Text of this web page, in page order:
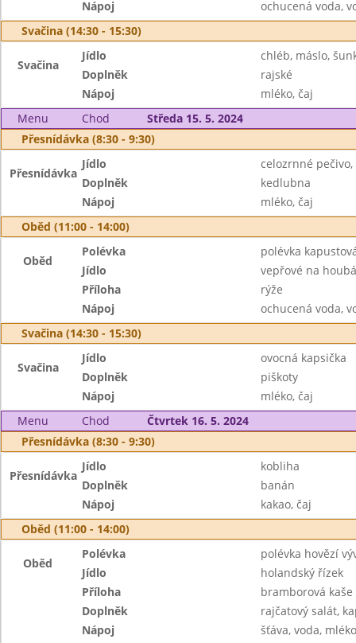
Nápoj
ochucená voda,
Svačina (14:30 - 15:30)
Svačina
Jídlo
chléb, máslo,
Doplněk
rajské
Nápoj
mléko, čaj
Menu
Chod
Středa 15. 5. 2024
Přesnídávka (8:30 - 9:30)
Přesnídávka
Jídlo
celozrnné
Doplněk
kedlubna
Nápoj
mléko, čaj
Oběd (11:00 - 14:00)
Oběd
Polévka
polévka
Jídlo
vepřové na
Příloha
rýže
Nápoj
ochucená voda,
Svačina (14:30 - 15:30)
Svačina
Jídlo
ovocná kapsička
Doplněk
piškoty
Nápoj
mléko, čaj
Menu
Chod
Čtvrtek 16. 5. 2024
Přesnídávka (8:30 - 9:30)
Přesnídávka
Jídlo
kobliha
Doplněk
banán
Nápoj
kakao, čaj
Oběd (11:00 - 14:00)
Oběd
Polévka
polévka hovězí
Jídlo
holandský řízek
Příloha
bramborová kaše
Doplněk
rajčatový salát,
Nápoj
šťáva, voda, mléko